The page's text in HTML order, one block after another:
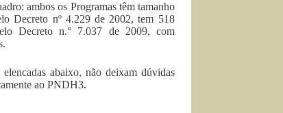
ambos os Programas têm tamanho
Decreto nº 4.229 de 2002, tem 518
Decreto n.° 7.037 de 2009, com
abaixo, não deixam dúvidas
ao PNDH3.